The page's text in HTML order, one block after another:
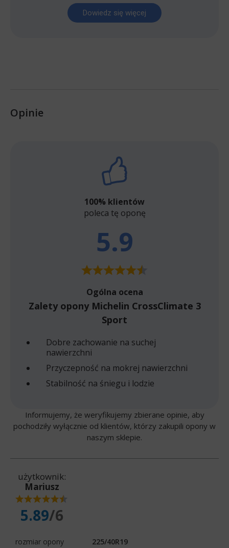
Dowiedz się więcej
Opinie
100% klientów
poleca tę oponę
5.9
Ogólna ocena
Zalety opony Michelin CrossClimate 3
Sport
Dobre zachowanie na suchej
nawierzchni
Przyczepność na mokrej nawierzchni
Stabilność na śniegu i lodzie
Informujemy, że weryfikujemy zbierane opinie, aby
pochodziły wyłącznie od klientów, którzy zakupili opony w
naszym sklepie.
użytkownik:
Mariusz
5.89/6
rozmiar opony
225/40R19